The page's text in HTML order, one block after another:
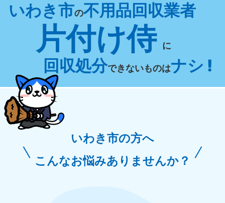
いわき市の不用品回収業者
片付け侍 に
回収処分できないものはナシ !
いわき市の方へ
こんなお悩みありませんか？